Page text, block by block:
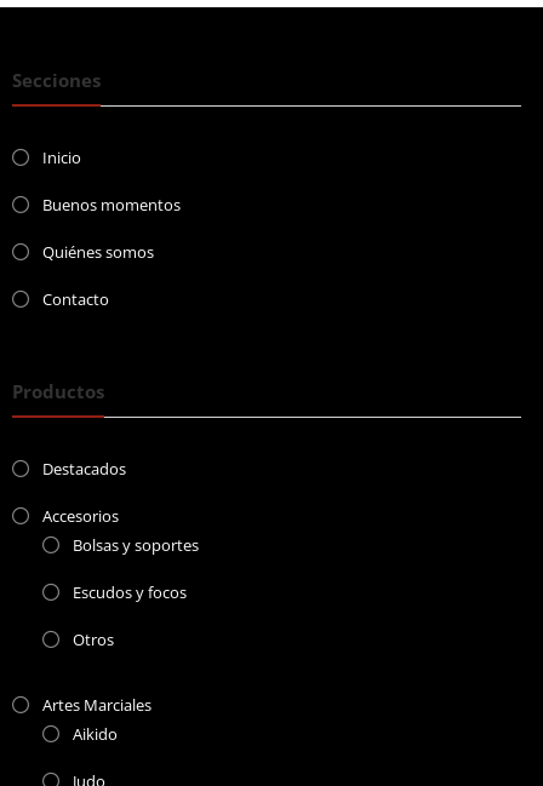
Secciones
Inicio
Buenos momentos
Quiénes somos
Contacto
Productos
Destacados
Accesorios
Bolsas y soportes
Escudos y focos
Otros
Artes Marciales
Aikido
Judo